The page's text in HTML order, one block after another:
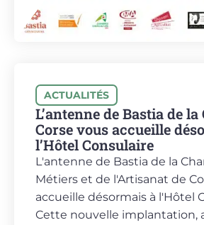
ACTUALITÉS
L’antenne de Bastia de la
Corse vous accueille
l’Hôtel Consulaire
L'antenne de Bastia de la
Métiers et de l'Artisanat de
accueille désormais à l'Hôtel
Cette nouvelle implantation,